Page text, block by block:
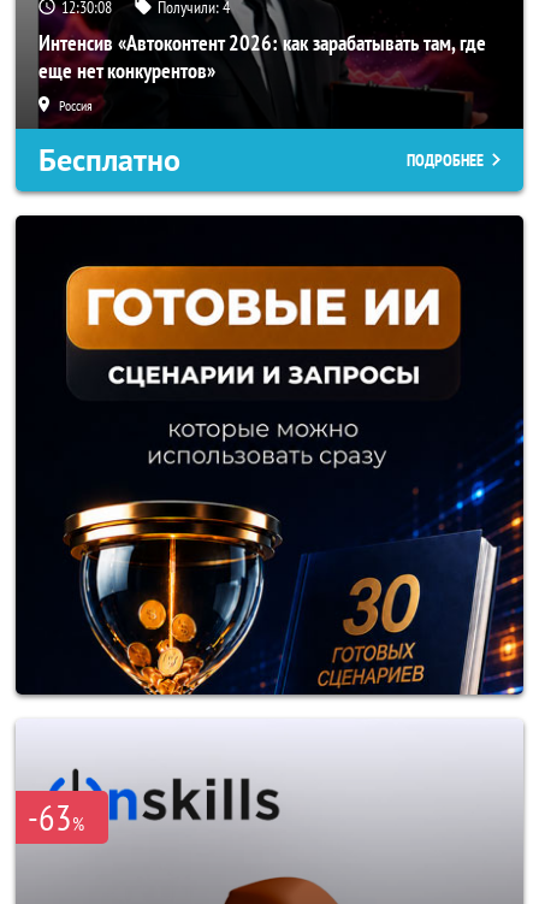
12:30:05 Получили:4
Интенсив «Автоконтент 2026: как зарабатывать там, где
еще нет конкурентов»
Россия
Бесплатно ПОДРОБНЕЕ
-63%